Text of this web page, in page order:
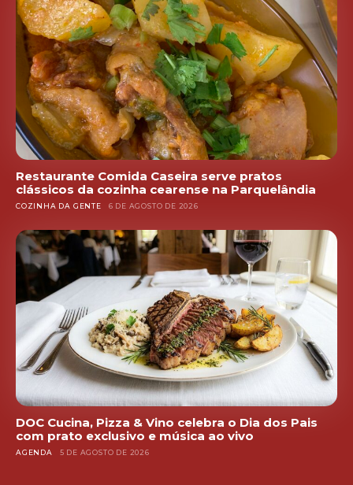
Restaurante Comida Caseira serve pratos
clássicos da cozinha cearense na Parquelândia
COZINHA DA GENTE 6 DE AGOSTO DE 2026
DOC Cucina, Pizza & Vino celebra o Dia dos Pais
com prato exclusivo e música ao vivo
AGENDA 5 DE AGOSTO DE 2026